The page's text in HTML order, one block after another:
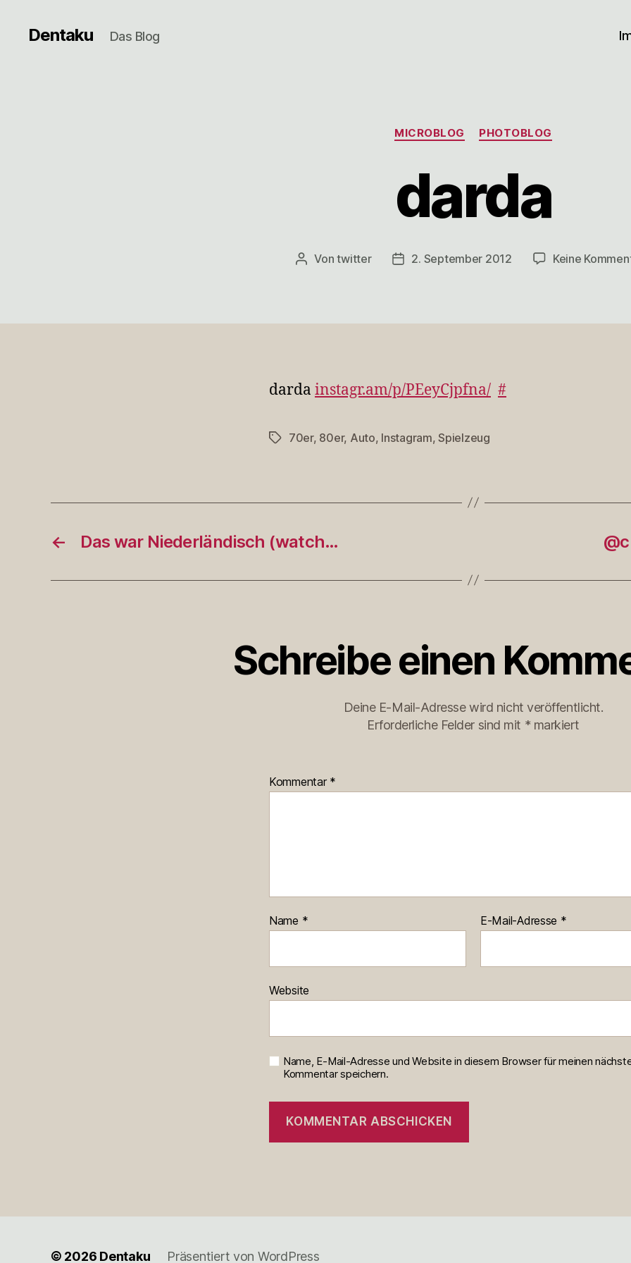
Dentaku Das Blog
Kategorien
MICROBLOG PHOTOBLOG
darda
Beitragsautor
Vontwitter Veröffentlichungsdatum
2. September 2012 Keine
darda instagr.am/p/PEeyCjpfna/ #
Schlagwörter
70er, 80er, Auto, Instagram,Spielzeug
← Das war Niederländisch (watch…
Schreibe einen
Deine E-Mail-Adresse wird nicht veröffentlicht.
Erforderliche Felder sind mit * markiert
Kommentar *
Name * E-Mail-Adresse *
Website
Name, E-Mail-Adresse und Website in diesem Browser für meinen
Kommentar speichern.
© 2026 Dentaku Präsentiert von WordPress